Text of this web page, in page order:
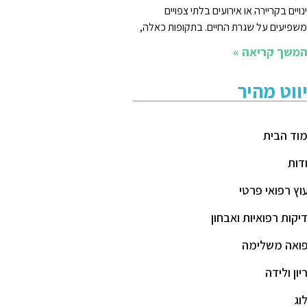
בקריירה או אירועים בלתי צפויים
על שגרת החיים. בתקופות כאלה,
קריאה »
מהיר
הבית
רפואי פרטי
רפואיות ואבחון
משלימה
ולידה